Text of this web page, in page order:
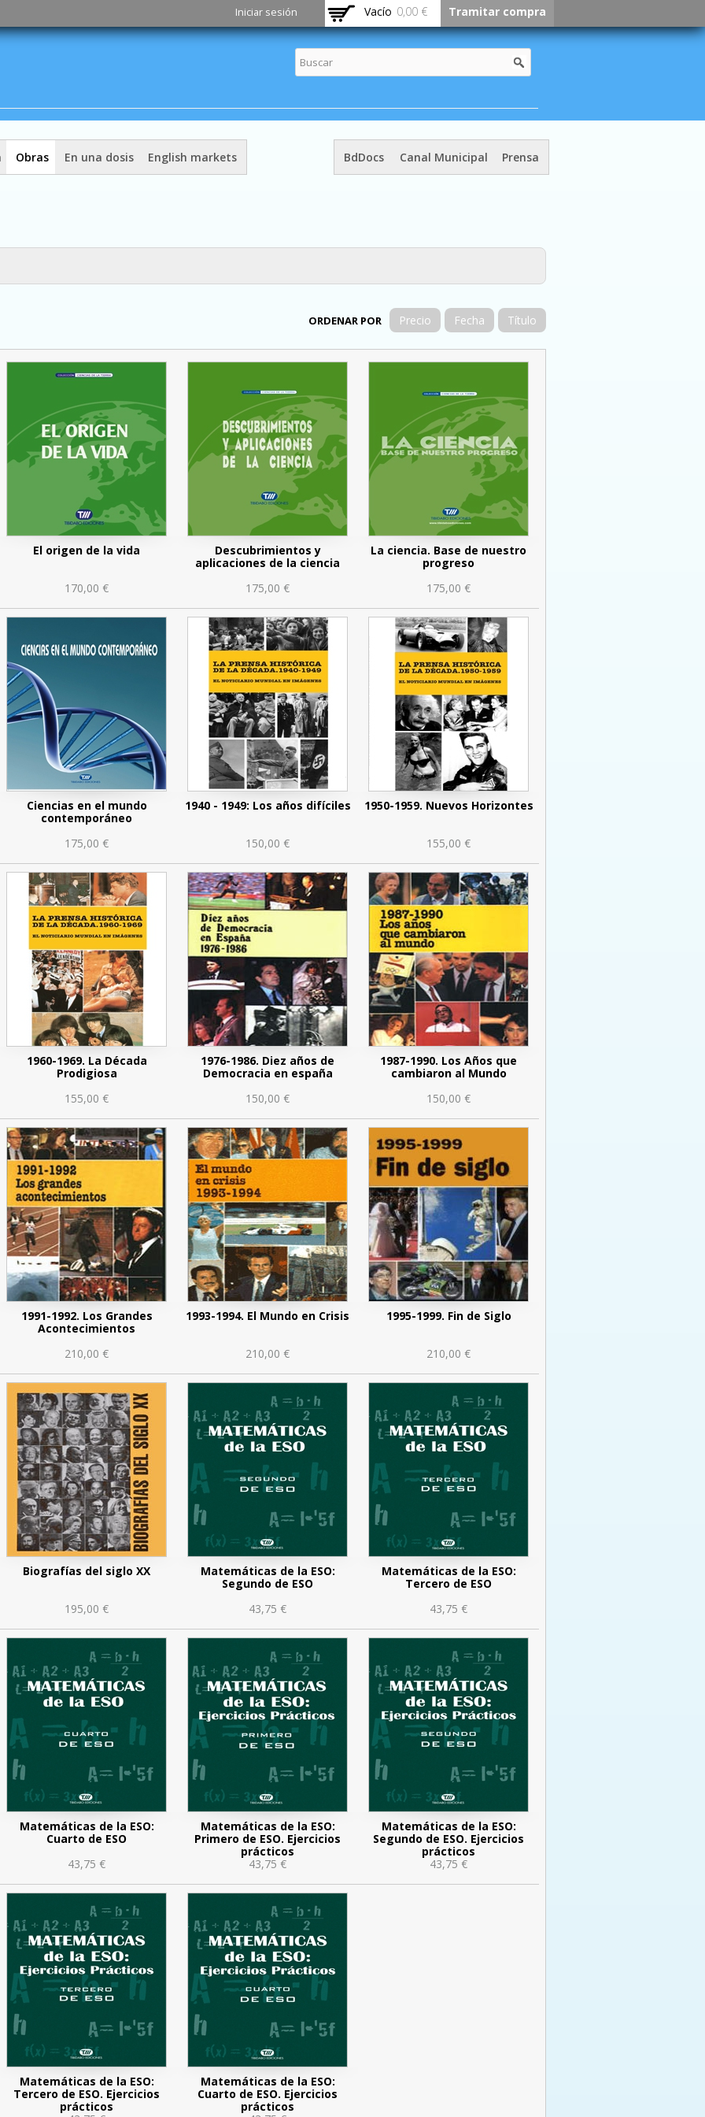
contenido
principal
Iniciar sesión Vacío 0,00 € Tramitar compra
Obras En una dosis English markets BdDocs Canal Municipal Prensa
ORDENAR POR Precio Fecha Título
El origen de la vida
170,00 €
Descubrimientos y
aplicaciones de la ciencia
175,00 €
La ciencia. Base de nuestro
progreso
175,00 €
Ciencias en el mundo
contemporáneo
175,00 €
1940 - 1949: Los años difíciles
150,00 €
1950-1959. Nuevos Horizontes
155,00 €
1960-1969. La Década
Prodigiosa
155,00 €
1976-1986. Diez años de
Democracia en españa
150,00 €
1987-1990. Los Años que
cambiaron al Mundo
150,00 €
1991-1992. Los Grandes
Acontecimientos
210,00 €
1993-1994. El Mundo en Crisis
210,00 €
1995-1999. Fin de Siglo
210,00 €
Biografías del siglo XX
195,00 €
Matemáticas de la ESO:
Segundo de ESO
43,75 €
Matemáticas de la ESO:
Tercero de ESO
43,75 €
Matemáticas de la ESO:
Cuarto de ESO
43,75 €
Matemáticas de la ESO:
Primero de ESO. Ejercicios
prácticos
43,75 €
Matemáticas de la ESO:
Segundo de ESO. Ejercicios
prácticos
43,75 €
Matemáticas de la ESO:
Tercero de ESO. Ejercicios
prácticos
Matemáticas de la ESO:
Cuarto de ESO. Ejercicios
prácticos